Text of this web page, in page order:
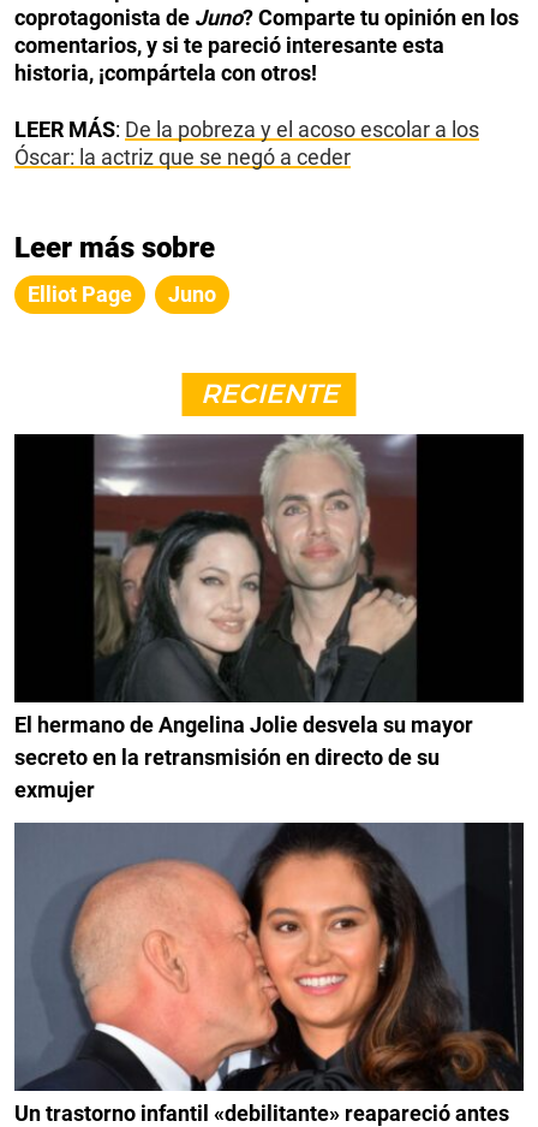
coprotagonista de Juno? Comparte tu opinión en los
comentarios, y si te pareció interesante esta
historia, ¡compártela con otros!
LEER MÁS: De la pobreza y el acoso escolar a los
Óscar: la actriz que se negó a ceder
Leer más sobre
Elliot Page Juno
RECIENTE
El hermano de Angelina Jolie desvela su mayor
secreto en la retransmisión en directo de su
exmujer
Un trastorno infantil «debilitante» reapareció antes